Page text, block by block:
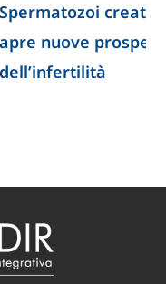
la ricerca
lo studio